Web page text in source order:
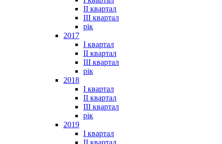
II квартал
III квартал
рік
2017
I квартал
II квартал
III квартал
рік
2018
I квартал
II квартал
III квартал
рік
2019
I квартал
II квартал